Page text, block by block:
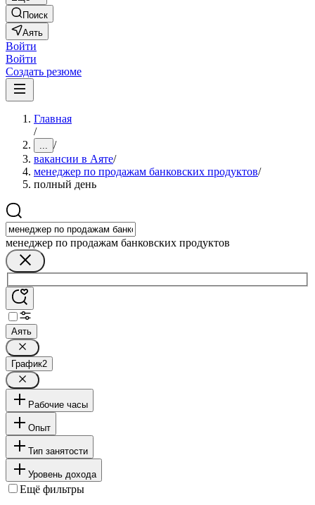
Поиск
Аять
Войти
Войти
Создать резюме
Главная
/
... /
вакансии в Аяте/
менеджер по продажам банковских продуктов/
полный день
менеджер по продажам банковских продуктов
Аять
График2
Рабочие часы
Опыт
Тип занятости
Уровень дохода
Ещё фильтры